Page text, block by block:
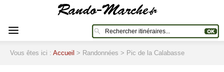
Vous êtes ici : Accueil > Randonnées > Pic de la Calabasse